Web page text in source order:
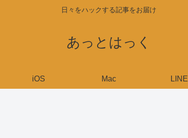
日々をハックする記事をお届け
あっとはっく
iOS Mac LINE